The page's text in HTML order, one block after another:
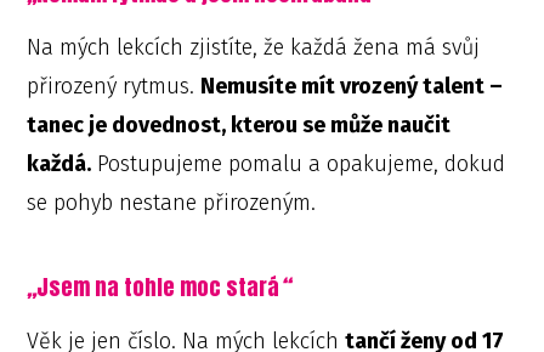
Na mých lekcích zjistíte, že každá žena má svůj
přirozený rytmus. Nemusíte mít vrozený talent –
tanec je dovednost, kterou se může naučit
každá. Postupujeme pomalu a opakujeme, dokud
se pohyb nestane přirozeným.
„Jsem na tohle moc stará“
Věk je jen číslo. Na mých lekcíchtančí ženy od 17